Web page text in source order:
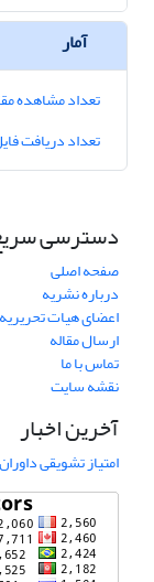
آمار
تعداد مشاهده
تعداد دریافت
دسترسی
صفحه اصلی
درباره نشریه
اعضای هیات تحریریه
ارسال مقاله
تماس با ما
نقشه سایت
آخرین اخبار
امتیاز تشویقی